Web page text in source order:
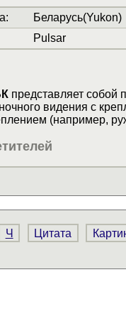
:
Беларусь(Yukon)
Pulsar
представляет собой
видения с
(например,
Ч Цитата